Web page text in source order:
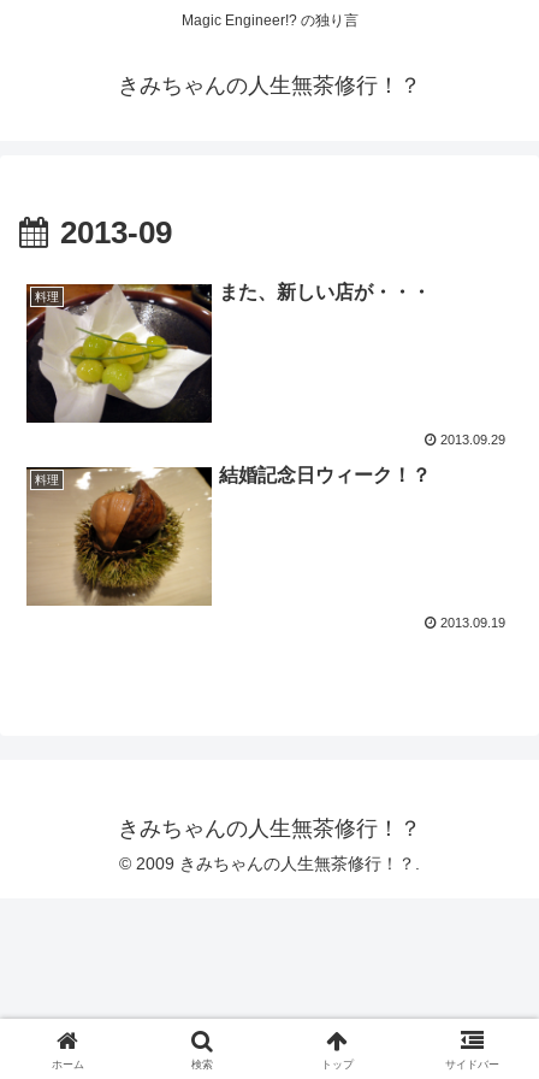
Magic Engineer!? の独り言
きみちゃんの人生無茶修行！？
2013-09
料理 また、新しい店が・・・
2013.09.29
料理 結婚記念日ウィーク！？
2013.09.19
きみちゃんの人生無茶修行！？
© 2009 きみちゃんの人生無茶修行！？.
ホーム 検索 トップ サイドバー